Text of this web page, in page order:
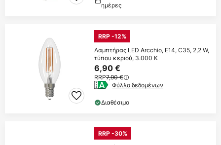
ημέρες
RRP -12%
Λαμπτήρας LED Arcchio, E14, C35, 2,2 W,
τύπου κεριού, 3.000 K
6,90 €
RRP7,90 €
Φύλλο δεδομένων
Διαθέσιμο
RRP -30%